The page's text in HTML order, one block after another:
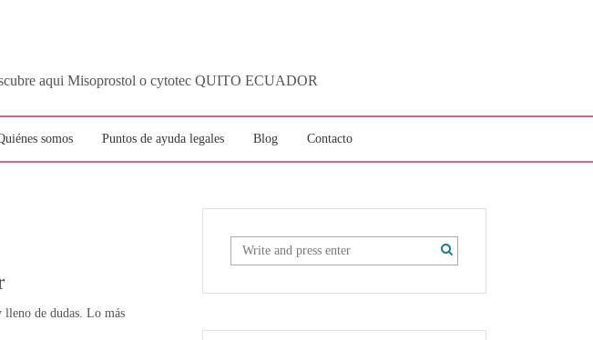
aqui Misoprostol o cytotec QUITO ECUADOR
somos Puntos de ayuda legales Blog Contacto
de dudas. Lo más